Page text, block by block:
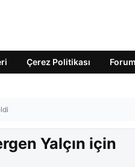
Çerez Politikası Forum
Yalçın için